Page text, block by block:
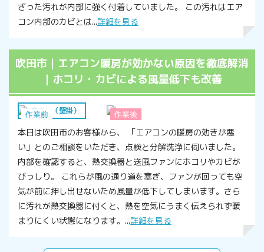
ざった汚れが内部に強く付着していました。 この汚れはエア
コン内部のカビとは...詳細を見る
吹田市｜エアコン暖房が効かない原因を徹底解消
｜ホコリ・カビによる風量低下も改善
作業前 作業後
エアコン（壁掛）
本日は吹田市のお客様から、 「エアコンの暖房の効きが悪
い」とのご相談をいただき、点検と分解洗浄に伺いました。
内部を確認すると、熱交換器と送風ファンにホコリやカビが
びっしり。 これらが風の通り道を塞ぎ、ファンが回っても空
気が前に押し出せないため風量が低下してしまいます。さら
に汚れが熱交換器に付くと、熱を空気にうまく伝えられず暖
まりにくい状態になります。...詳細を見る